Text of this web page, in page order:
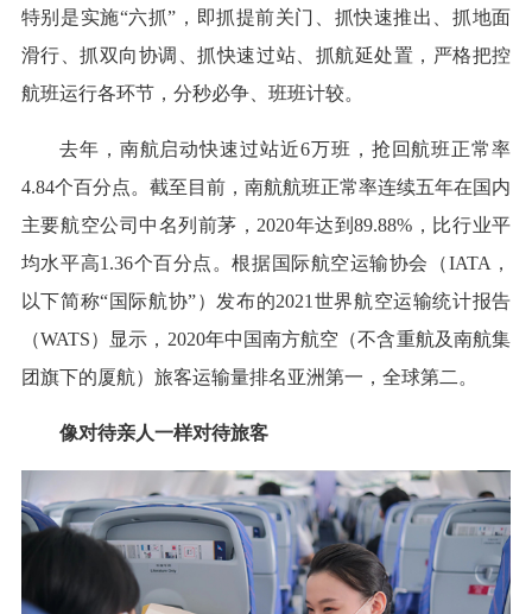
特别是实施“六抓”，即抓提前关门、抓快速推出、抓地面
滑行、抓双向协调、抓快速过站、抓航延处置，严格把控
航班运行各环节，分秒必争、班班计较。
去年，南航启动快速过站近6万班，抢回航班正常率
4.84个百分点。截至目前，南航航班正常率连续五年在国内
主要航空公司中名列前茅，2020年达到89.88%，比行业平
均水平高1.36个百分点。根据国际航空运输协会（IATA，
以下简称“国际航协”）发布的2021世界航空运输统计报告
（WATS）显示，2020年中国南方航空（不含重航及南航集
团旗下的厦航）旅客运输量排名亚洲第一，全球第二。
像对待亲人一样对待旅客